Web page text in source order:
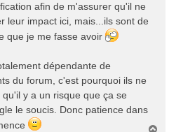
afin de m'assurer qu'il ne
leur impact ici, mais...ils sont de
que je me fasse avoir
dépendante de
du forum, c'est pourquoi ils ne
y a un risque que ça se
le soucis. Donc patience dans